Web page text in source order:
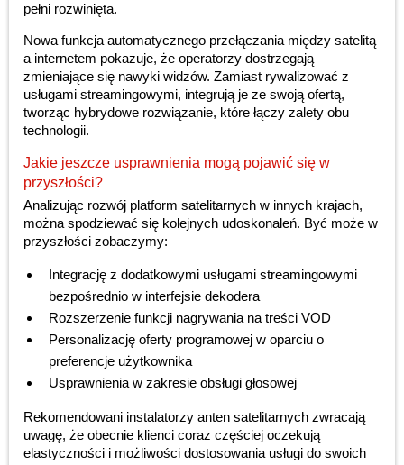
pełni rozwinięta.
Nowa funkcja automatycznego przełączania między satelitą
a internetem pokazuje, że operatorzy dostrzegają
zmieniające się nawyki widzów. Zamiast rywalizować z
usługami streamingowymi, integrują je ze swoją ofertą,
tworząc hybrydowe rozwiązanie, które łączy zalety obu
technologii.
Jakie jeszcze usprawnienia mogą pojawić się w
przyszłości?
Analizując rozwój platform satelitarnych w innych krajach,
można spodziewać się kolejnych udoskonaleń. Być może w
przyszłości zobaczymy:
Integrację z dodatkowymi usługami streamingowymi
bezpośrednio w interfejsie dekodera
Rozszerzenie funkcji nagrywania na treści VOD
Personalizację oferty programowej w oparciu o
preferencje użytkownika
Usprawnienia w zakresie obsługi głosowej
Rekomendowani instalatorzy anten satelitarnych zwracają
uwagę, że obecnie klienci coraz częściej oczekują
elastyczności i możliwości dostosowania usługi do swoich